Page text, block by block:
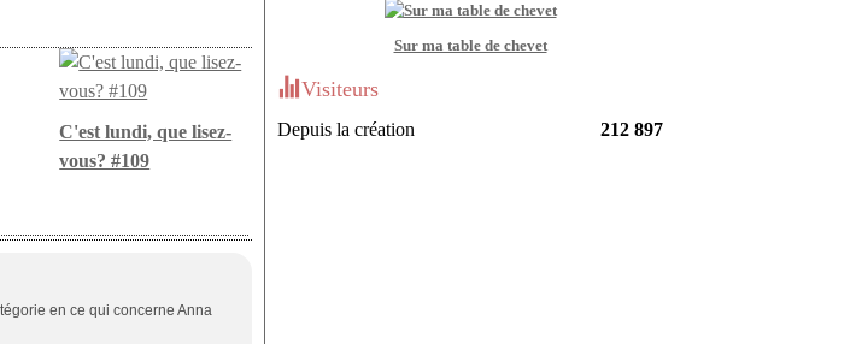
C'est lundi, que lisez-
vous? #109
en ce qui concerne Anna
Sur ma table de chevet
Visiteurs
Depuis la création 212 897